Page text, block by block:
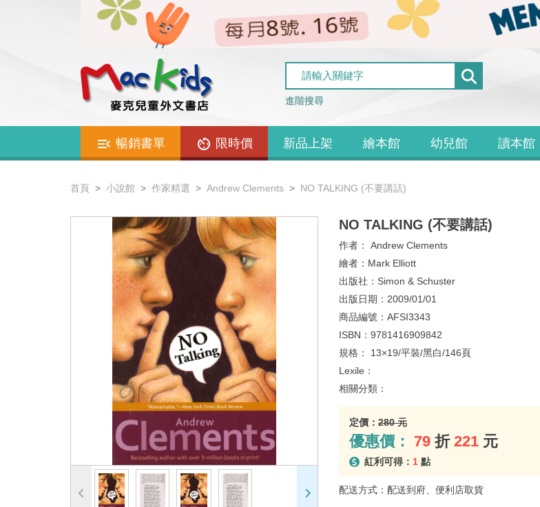
進階搜尋
暢銷書單 限時價 新品上架 繪本館 幼兒館 讀本館
首頁 小說館 作家精選 Andrew Clements NO TALKING (不要講話)
NO TALKING (不要講話)
作者： Andrew Clements
繪者： Mark Elliott
出版社： Simon & Schuster
出版日期： 2009/01/01
商品編號： AFSI3343
ISBN： 9781416909842
規格： 13×19/平裝/黑白/146頁
Lexile：
相關分類：
定價： 280 元
優惠價： 79 折 221 元
紅利可得： 1 點
配送方式：配送到府、便利店取貨